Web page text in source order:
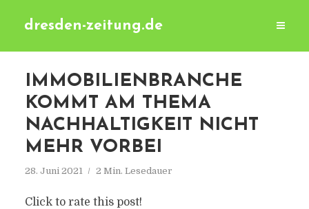
dresden-zeitung.de
IMMOBILIENBRANCHE
KOMMT AM THEMA
NACHHALTIGKEIT NICHT
MEHR VORBEI
28. Juni 2021 2 Min. Lesedauer
Click to rate this post!